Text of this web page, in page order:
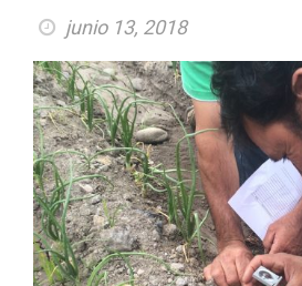
junio 13, 2018